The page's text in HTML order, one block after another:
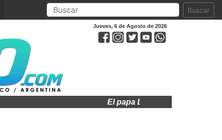
Buscar
Jueves, 6 de Agosto de 2026
El papa León XIV visitará a